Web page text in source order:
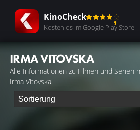
KinoCheck
Kostenlos im Google Play Store
IRMA VITOVSKA
Alle Informationen zu Filmen und Serien
Irma Vitovska.